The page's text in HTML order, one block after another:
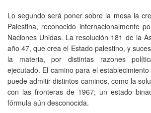
Lo segundo será poner sobre la mesa la
Palestina, reconocido internacionalmente
Naciones Unidas. La resolución 181 de la
año 47, que crea el Estado palestino, y
la materia, por distintas razones
ejecutado. El camino para el
puede admitir distintos caminos, como la
con las fronteras de 1967; un estado
fórmula aún desconocida.